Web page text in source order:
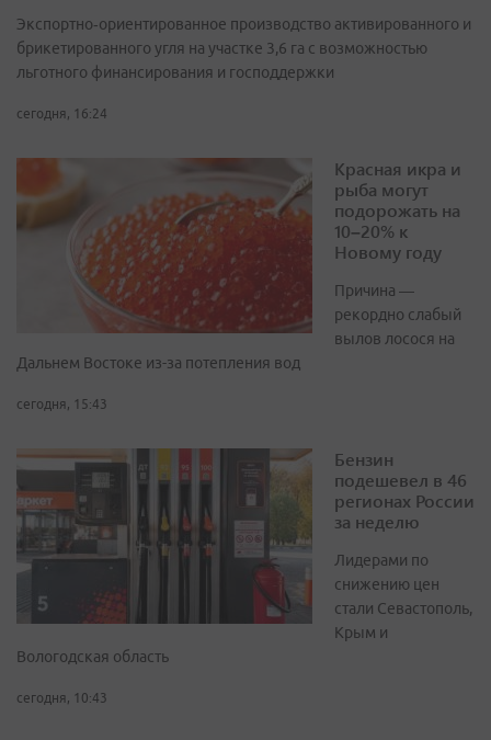
Экспортно‑ориентированное производство активированного и
брикетированного угля на участке 3,6 га с возможностью
льготного финансирования и господдержки
сегодня, 16:24
Красная икра и
рыба могут
подорожать на
10–20% к
Новому году
Причина —
рекордно слабый
вылов лосося на
Дальнем Востоке из-за потепления вод
сегодня, 15:43
Бензин
подешевел в 46
регионах России
за неделю
Лидерами по
снижению цен
стали Севастополь,
Крым и
Вологодская область
сегодня, 10:43